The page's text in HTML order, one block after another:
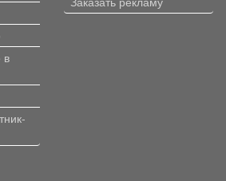
гипсокартоном,
и МДФ панелями.
собственности.
слесарка, летняя
гараж, углярка/
текущий сезон
и дрова. Крыши дома
надворных построек
профлистом. В 2025
в